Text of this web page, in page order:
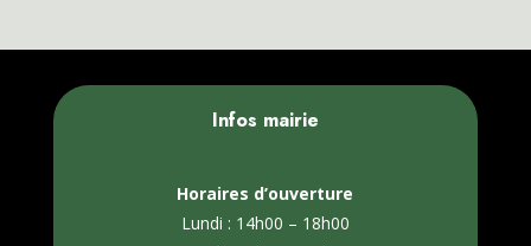
Infos mairie
Horaires d’ouverture
Lundi : 14h00 – 18h00